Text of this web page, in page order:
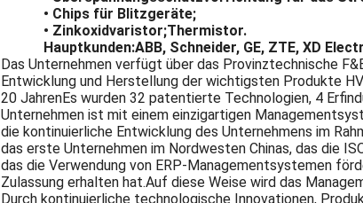
• Chips für Blitzgeräte;
• Zinkoxidvaristor;Thermistor.
Hauptkunden:ABB, Schneider, GE, ZTE, XD
Das Unternehmen verfügt über das Provinztechnische
Entwicklung und Herstellung der wichtigsten Produkte
20 JahrenEs wurden 32 patentierte Technologien, 4
Unternehmen ist mit einem einzigartigen
die kontinuierliche Entwicklung des Unternehmens im
das erste Unternehmen im Nordwesten Chinas, das die
das die Verwendung von ERP-Managementsystemen
Zulassung erhalten hat.Auf diese Weise wird das
Durch kontinuierliche technologische Innovationen,